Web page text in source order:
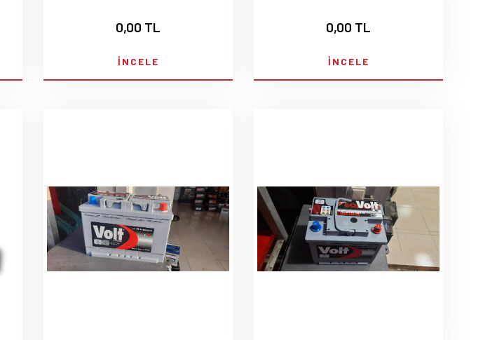
0,00 TL
İNCELE
0,00 TL
İNCELE